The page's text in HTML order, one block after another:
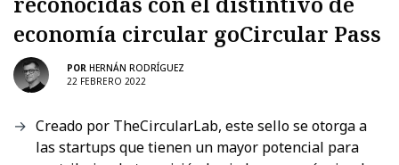
economía circular goCircular Pass
POR HERNÁN RODRÍGUEZ
22 FEBRERO 2022
Creado por TheCircularLab, este sello se otorga a
las startups que tienen un mayor potencial para